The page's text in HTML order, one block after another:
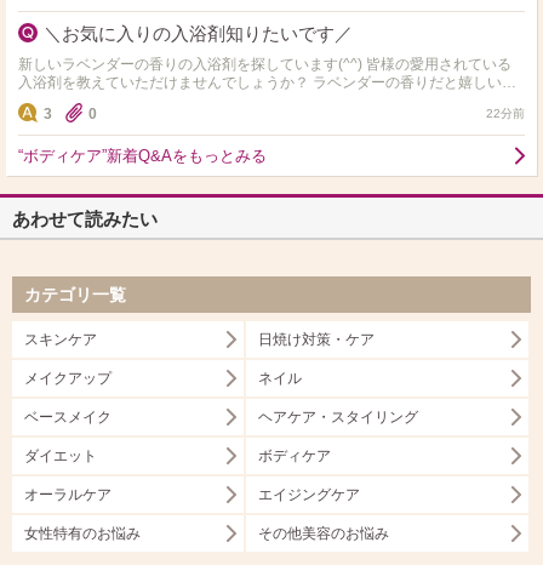
＼お気に入りの入浴剤知りたいです／
新しいラベンダーの香りの入浴剤を探しています(^^) 皆様の愛用されている
入浴剤を教えていただけませんでしょうか？ ラベンダーの香りだと嬉しいで
すが、他の香りもウェルカムですのでよろしくお願い…
3 0 22分前
“ボディケア”新着Q&Aをもっとみる
あわせて読みたい
カテゴリ一覧
スキンケア 日焼け対策・ケア
メイクアップ ネイル
ベースメイク ヘアケア・スタイリング
ダイエット ボディケア
オーラルケア エイジングケア
女性特有のお悩み その他美容のお悩み